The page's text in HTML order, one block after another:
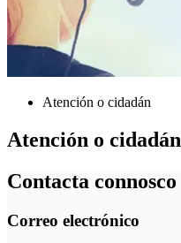
Atención o cidadán
Atención o cidadán
Contacta connosco
Correo electrónico